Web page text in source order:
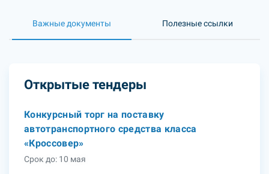
Важные документы Полезные ссылки
Открытые тендеры
Конкурсный торг на поставку
автотранспортного средства класса
«Кроссовер»
Срок до: 10 мая